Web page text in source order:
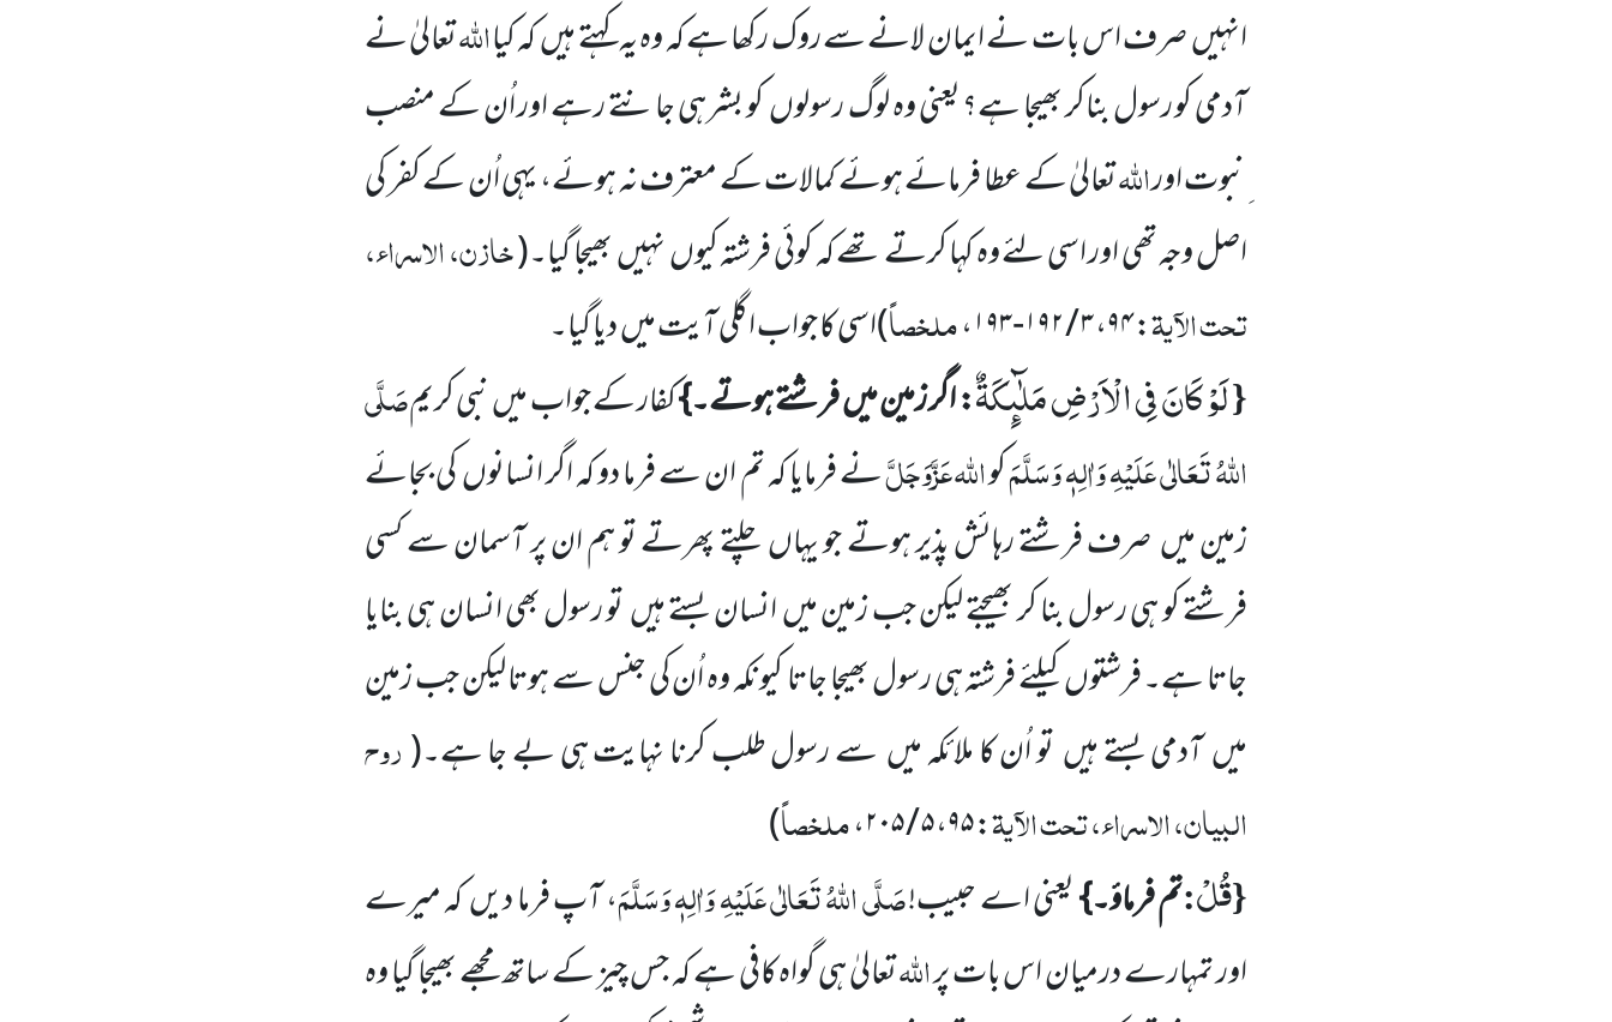
انہیںصرف اس بات نے ایمانلانے سے روک رکھا ہے کہ وہ یہ کہتے ہیںکہ کیااللّٰہتعالیٰ نے
آدمی کو رسول بناکر بھیجا ہے؟ یعنی وہ لوگرسولوںکو بشر ہی جانتےرہے اور اُن کے منصب
ِنبوت اوراللّٰہتعالیٰ کے عطا فرمائے ہوئے کمالات کے معترف نہ ہوئے، یہی اُن کے کفر کی
اصل وجہ تھی اور اسی لئے وہ کہا کرتے تھے کہ کوئی فرشتہ کیوںنہیںبھیجا گیا۔(خازن، الاسراء،
تحت الآیۃ:۹۴،۳ / ۱۹۲-۱۹۳ ،ملخصاً)اسی کا جواب اگلی آیت میںدیا گیا۔
{لَوْ كَانَ فِی الْاَرْضِ مَلٰٓىٕكَةٌ: اگر زمین میںفرشتے ہوتے۔}کفار کے جواب میںنبی کریمصَلَّی
اللّٰہُ تَعَالٰی عَلَیْہِ وَاٰلِہٖ وَسَلَّمَکواللّٰہعَزَّوَجَلَّنے فرمایا کہ تم ان سے فرما دو کہ اگر انسانوںکی بجائے
زمین میںصرف فرشتے رہائش پذیر ہوتے جو یہاںچلتے پھرتے تو ہم ان پر آسمان سے کسی
فرشتے کو ہی رسول بنا کر بھیجتے لیکن جب زمین میںانسان بستے ہیںتو رسول بھی انسانہی بنایا
جاتا ہے۔ فرشتوںکیلئے فرشتہ ہی رسول بھیجا جاتاکیونکہ وہ اُن کی جنس سے ہوتا لیکن جب زمین
میںآدمی بستے ہیںتو اُن کا ملائکہ میںسے رسول طلب کرنا نہایت ہی بے جا ہے۔(روح
البیان، الاسراء، تحت الآیۃ:۹۵،۵ / ۲۰۵ ،ملخصاً)
{قُلْ:تم فرماؤ۔}یعنی اے حبیب!صَلَّی اللّٰہُ تَعَالٰی عَلَیْہِ وَاٰلِہٖ وَسَلَّمَ، آپ فرما دیںکہ میرے
اور تمہارے درمیان اس باتپراللّٰہتعالیٰ ہی گواہ کافی ہے کہ جس چیز کے ساتھ مجھے بھیجا گیا وہ